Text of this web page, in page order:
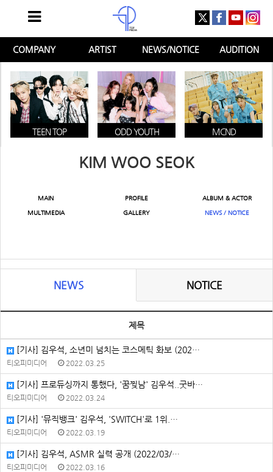
COMPANY ARTIST NEWS/NOTICE AUDITION
TEEN TOP ODD YOUTH MCND
KIM WOO SEOK
MAIN PROFILE ALBUM & ACTOR
MULTIMEDIA GALLERY NEWS / NOTICE
NEWS NOTICE
제목
[기사] 김우석, 소년미 넘치는 코스메틱 화보 (202…
티오피미디어 2022.03.25
[기사] 프로듀싱까지 통했다, '꿈찢남' 김우석..굿바…
티오피미디어 2022.03.24
[기사] '뮤직뱅크' 김우석, 'SWITCH'로 1위.…
티오피미디어 2022.03.19
[기사] 김우석, ASMR 실력 공개 (2022/03/…
티오피미디어 2022.03.16